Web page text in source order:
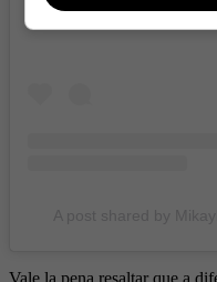
Vale la pena resaltar que a